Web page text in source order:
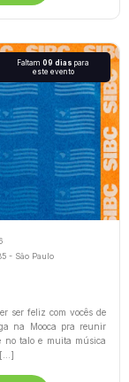
Faltam 09 dias para
este evento
- São Paulo
ser feliz com vocês de
na Mooca pra reunir
no talo e muita música
[…]